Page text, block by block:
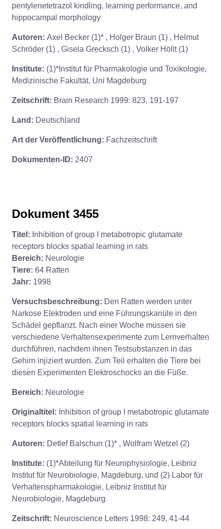
pentylenetetrazol kindling, learning performance, and
hippocampal morphology
Autoren: Axel Becker (1)* , Holger Braun (1) , Helmut
Schröder (1) , Gisela Grecksch (1) , Volker Höllt (1)
Institute: (1)*Institut für Pharmakologie und Toxikologie,
Medizinische Fakultät, Uni Magdeburg
Zeitschrift: Brain Research 1999: 823, 191-197
Land: Deutschland
Art der Veröffentlichung: Fachzeitschrift
Dokumenten-ID: 2407
Dokument 3455
Titel: Inhibition of group I metabotropic glutamate
receptors blocks spatial learning in rats
Bereich: Neurologie
Tiere: 64 Ratten
Jahr: 1998
Versuchsbeschreibung: Den Ratten werden unter
Narkose Elektroden und eine Führungskanüle in den
Schädel gepflanzt. Nach einer Woche müssen sie
verschiedene Verhaltensexperimente zum Lernverhalten
durchführen, nachdem ihnen Testsubstanzen in das
Gehirn injiziert wurden. Zum Teil erhalten die Tiere bei
diesen Experimenten Elektroschocks an die Füße.
Bereich: Neurologie
Originaltitel: Inhibition of group I metabotropic glutamate
receptors blocks spatial learning in rats
Autoren: Detlef Balschun (1)* , Wolfram Wetzel (2)
Institute: (1)*Abteilung für Neurophysiologie, Leibniz
Institut für Neurobiologie, Magdeburg, und (2) Labor für
Verhaltenspharmakologie, Leibniz Institut für
Neurobiologie, Magdeburg
Zeitschrift: Neuroscience Letters 1998: 249, 41-44